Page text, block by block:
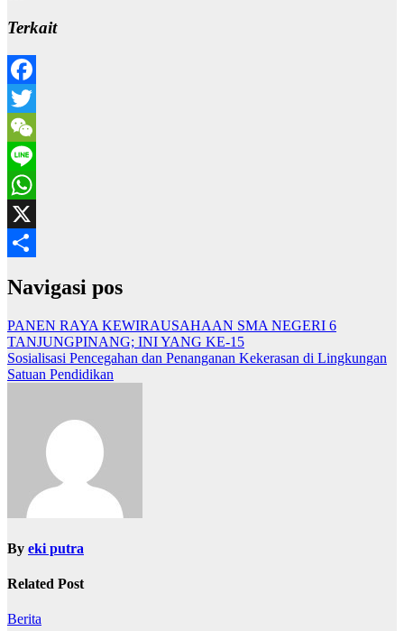
Terkait
Facebook
Twitter
WeChat
Line
WhatsApp
X
Navigasi pos
PANEN RAYA KEWIRAUSAHAAN SMA NEGERI 6
TANJUNGPINANG; INI YANG KE-15
Sosialisasi Pencegahan dan Penanganan Kekerasan di Lingkungan
Satuan Pendidikan
By eki putra
Related Post
Berita